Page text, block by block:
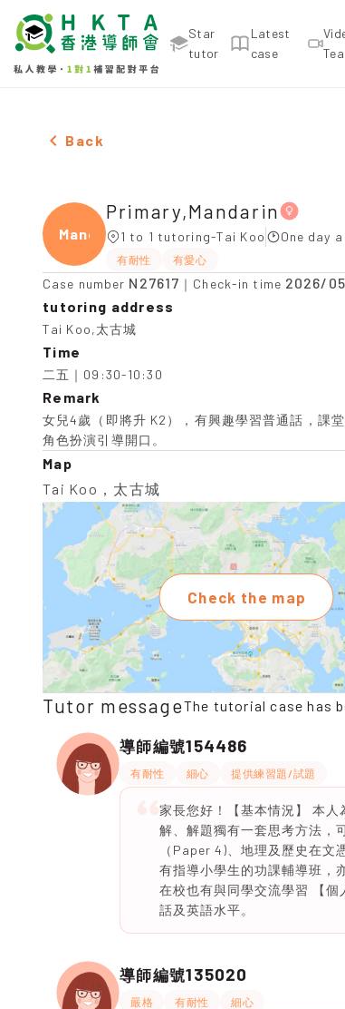
Star
tutor
Latest
case
Female Primary,Mandarin，Tai Koo Tuition
Back
Manda
Primary,Mandarin
1 to 1 tutoring-Tai Koo One day
有耐性 有愛心
Case number N27617 ｜Check-in time 2026/
tutoring address
Tai Koo,太古城
Time
二五｜09:30-10:30
Remark
女兒4歲（即將升 K2），有興趣學習普通話，課
角色扮演引導開口。
Map
Tai Koo，太古城
Check the map
Tutor messageThe tutorial case has
導師編號154486
有耐性 細心 提供練習題/試題
家長您好！【基本情況】 本
解、解題獨有一套思考方法，
（Paper 4)、地理及歷史在
有指導小學生的功課輔導班，
在校也有與同學交流學習 【
話及英語水平。
導師編號135020
嚴格 有耐性 細心